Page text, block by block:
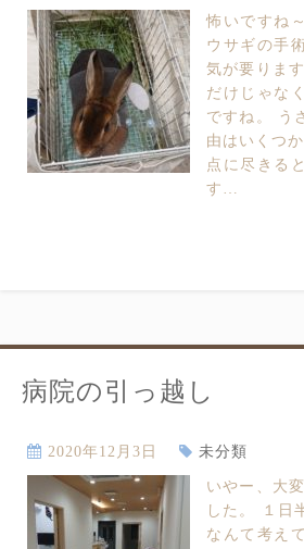
怖いですね
ウサギの手
気が要りま
だけじゃな
ですね。 う
由はいくつ
点に尽きる
す…
病院の引っ越し
2020年12月3日 未分類
いやー、大
した。 １日
なんて考え